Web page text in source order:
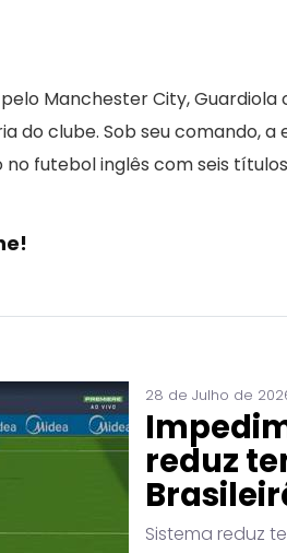
Manchester City,
do clube. Sob seu comando,
futebol inglês com seis
28 de Julho de
reduz
Sistema reduz